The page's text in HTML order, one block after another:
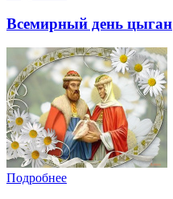
Всемирный день цыган
Подробнее